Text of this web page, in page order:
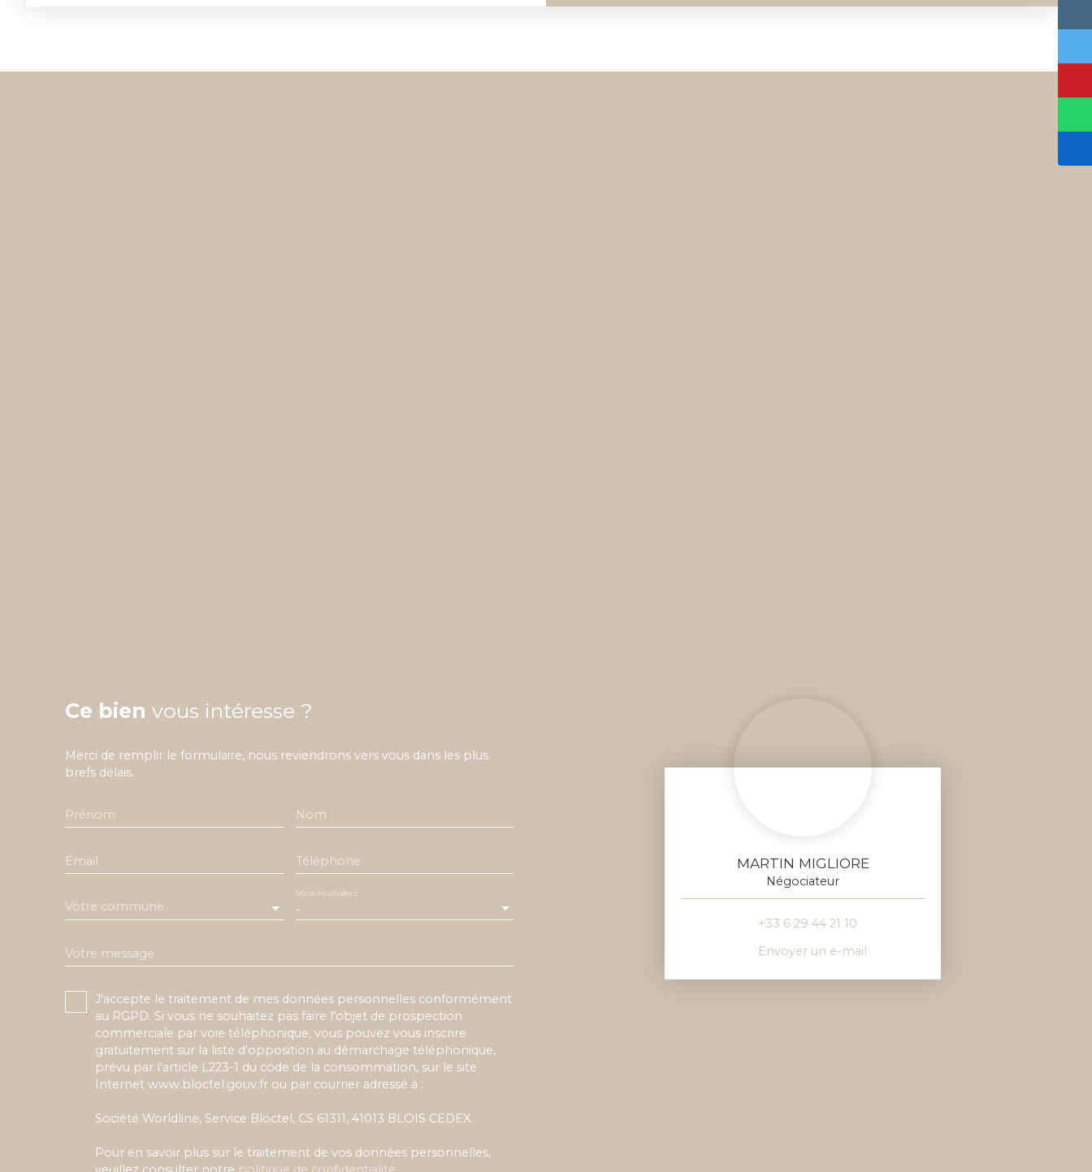
Ce bien vous intéresse ?
Merci de remplir le formulaire, nous reviendrons vers vous dans les plus
brefs délais.
Prénom Nom
Email Téléphone
Votre commune -
Vous souhaitez
Votre message
J'accepte le traitement de mes données personnelles conformément
au RGPD. Si vous ne souhaitez pas faire l'objet de prospection
commerciale par voie téléphonique, vous pouvez vous inscrire
gratuitement sur la liste d'opposition au démarchage téléphonique,
prévu par l'article L223-1 du code de la consommation, sur le site
Internet www.bloctel.gouv.fr ou par courrier adressé à :
Société Worldline, Service Bloctel, CS 61311, 41013 BLOIS CEDEX.
Pour en savoir plus sur le traitement de vos données personnelles,
MARTIN MIGLIORE
Négociateur
+33 6 29 44 21 10
Envoyer un e-mail